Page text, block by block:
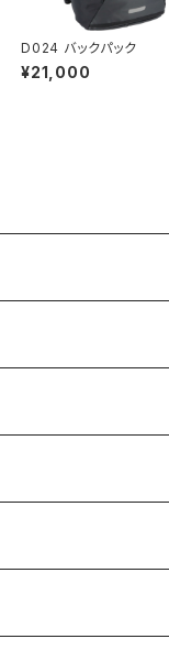
D024 バックパック
¥21,000